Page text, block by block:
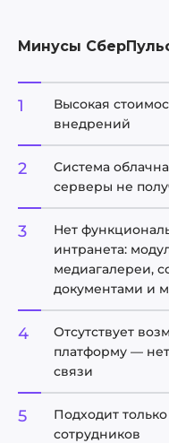
Минусы
Высокая
внедрений
Система
серверы не
Нет
интранета:
медиагалереи,
документами и
Отсутствует
платформу —
связи
Подходит
сотрудников